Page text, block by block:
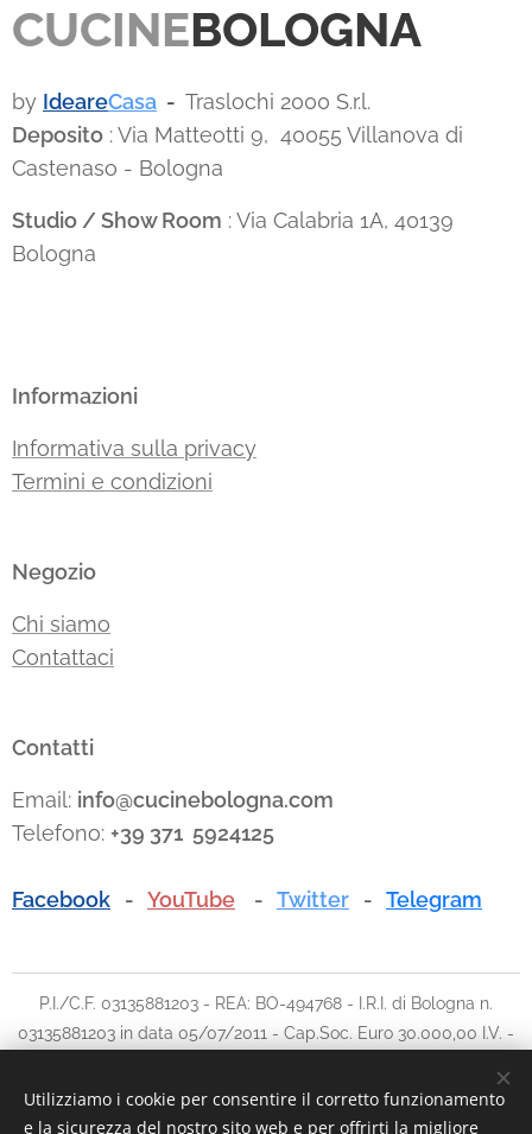
CUCINEBOLOGNA
by IdeareCasa - Traslochi 2000 S.r.l.
Deposito : Via Matteotti 9, 40055 Villanova di
Castenaso - Bologna
Studio / Show Room : Via Calabria 1A, 40139
Bologna
Informazioni
Informativa sulla privacy
Termini e condizioni
Negozio
Chi siamo
Contattaci
Contatti
Email: info@cucinebologna.com
Telefono: +39 371 5924125
Facebook - YouTube - Twitter - Telegram
P.I./C.F. 03135881203 - REA: BO-494768 - I.R.I. di Bologna n.
03135881203 in data 05/07/2011 - Cap.Soc. Euro 30.000,00 I.V. -
info@traslochi2000bo.it
Utilizziamo i cookie per consentire il corretto funzionamento
e la sicurezza del nostro sito web e per offrirti la migliore